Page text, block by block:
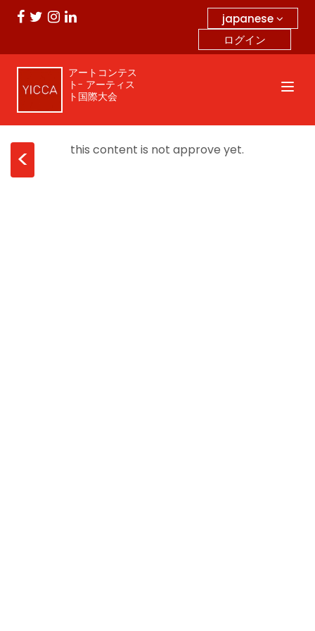
japanese
ログイン
アートコンテス
ト- アーティス
ト国際大会
< this content is not approve yet.